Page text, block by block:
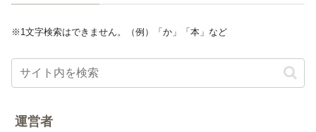
※1文字検索はできません。（例）「か」「本」など
運営者